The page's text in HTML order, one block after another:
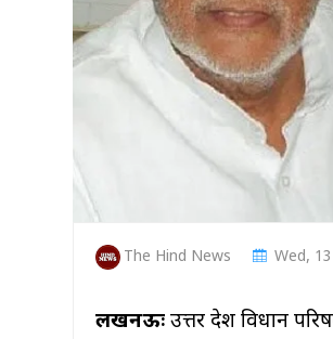
The Hind News Wed,
लखनऊःउत्तर प्रदेश विधान